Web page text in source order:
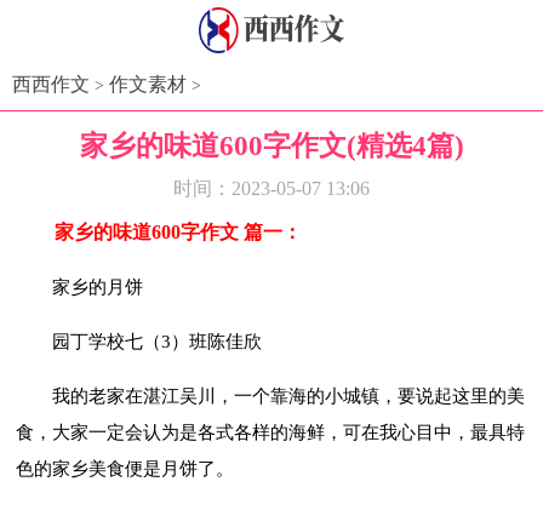
西西作文 > 作文素材 >
家乡的味道600字作文(精选4篇)
时间：2023-05-07 13:06
家乡的味道600字作文 篇一：
家乡的月饼
园丁学校七（3）班陈佳欣
我的老家在湛江吴川，一个靠海的小城镇，要说起这里的美
食，大家一定会认为是各式各样的海鲜，可在我心目中，最具特
色的家乡美食便是月饼了。
*西西作文 xiandiaoyu.com*